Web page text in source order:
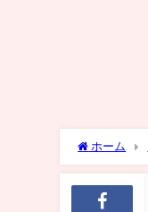
ホーム